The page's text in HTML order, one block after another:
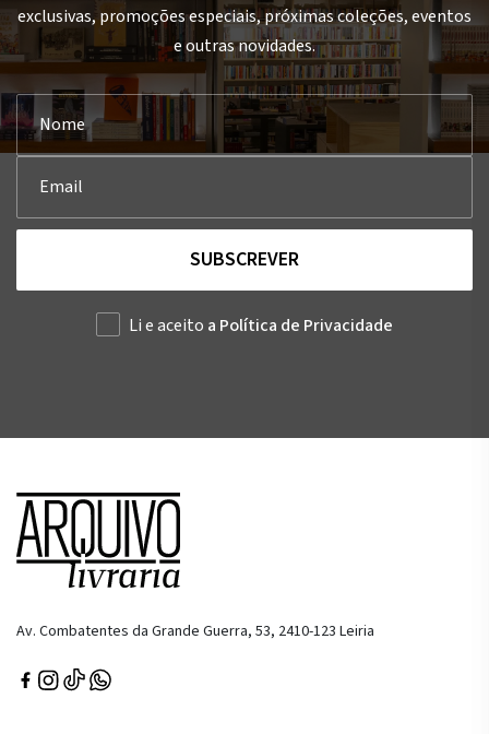
exclusivas, promoções especiais, próximas coleções, eventos
e outras novidades.
SUBSCREVER
Li e aceito a Política de Privacidade
Av. Combatentes da Grande Guerra, 53, 2410-123 Leiria